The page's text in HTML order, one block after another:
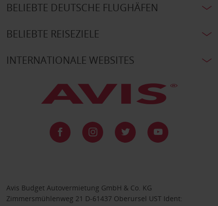
BELIEBTE DEUTSCHE FLUGHÄFEN
BELIEBTE REISEZIELE
INTERNATIONALE WEBSITES
Avis Budget Autovermietung GmbH & Co. KG
Zimmersmühlenweg 21 D-61437 Oberursel UST Ident: